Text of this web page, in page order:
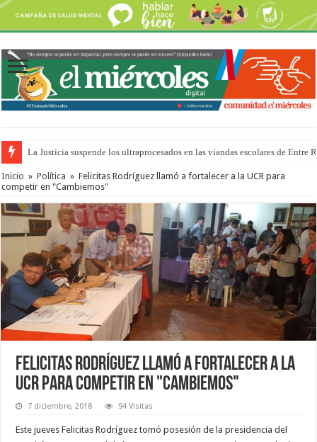
La Justicia suspende los ultraprocesados en las viandas escolares de Entre
Se presentará la obra “La Runfla de los Macanos”
Inicio » Política » Felicitas Rodríguez llamó a fortalecer a la UCR para
competir en "Cambiemos"
Felicitas Rodríguez llamó a fortalecer a la
UCR para competir en "Cambiemos"
7 diciembre, 2018 94 Visitas
Este jueves Felicitas Rodríguez tomó posesión de la presidencia del